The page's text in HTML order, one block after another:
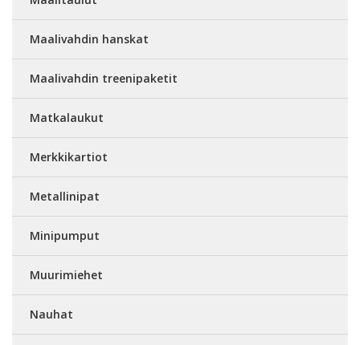
Maalivahdin hanskat
Maalivahdin treenipaketit
Matkalaukut
Merkkikartiot
Metallinipat
Minipumput
Muurimiehet
Nauhat